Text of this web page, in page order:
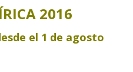
2016
el 1 de agosto